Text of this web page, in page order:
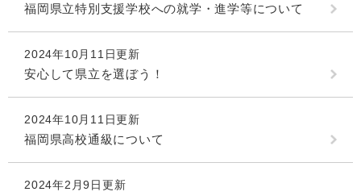
福岡県立特別支援学校への就学・進学等について
2024年10月11日更新
安心して県立を選ぼう！
2024年10月11日更新
福岡県高校通級について
2024年2月9日更新